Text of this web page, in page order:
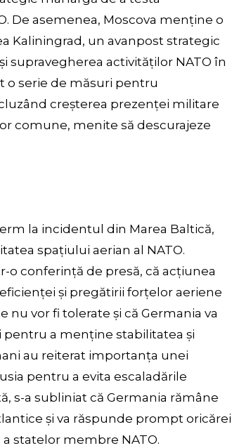
De asemenea, Moscova menține o
Kaliningrad, un avanpost strategic
supravegherea activităților NATO în
o serie de măsuri pentru
creșterea prezenței militare
comune, menite să descurajeze
la incidentul din Marea Baltică,
spațiului aerian al NATO.
o conferință de presă, că acțiunea
și pregătirii forțelor aeriene
vor fi tolerate și că Germania va
pentru a menține stabilitatea și
au reiterat importanța unei
pentru a evita escaladările
s-a subliniat că Germania rămâne
și va răspunde prompt oricărei
statelor membre NATO.